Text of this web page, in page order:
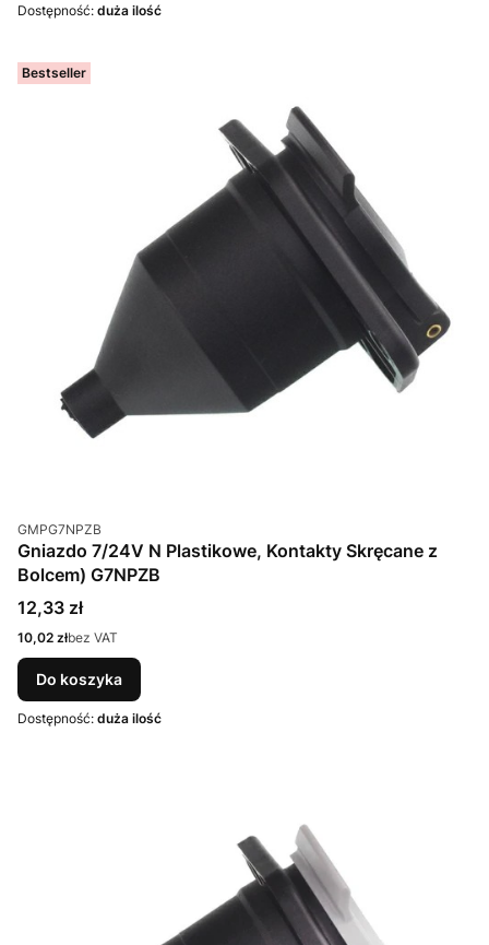
Dostępność: duża ilość
Bestseller
Kod produktu
GMPG7NPZB
Gniazdo 7/24V N Plastikowe, Kontakty Skręcane z
Bolcem) G7NPZB
Cena
12,33 zł
Cena
10,02 złbez VAT
Do koszyka
Dostępność: duża ilość